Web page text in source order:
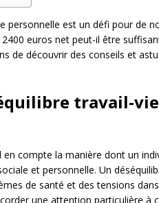
personnelle est un défi pour de
euros net peut-il être
de découvrir des conseils et
travail-vie
compte la manière dont un
et personnelle. Un
de santé et des tensions
une attention particulière à